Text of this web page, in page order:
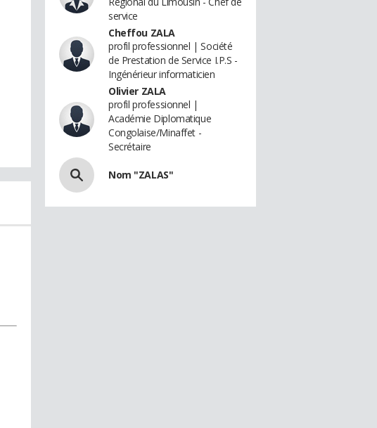
service
Cheffou ZALA
profil professionnel | Société
de Prestation de Service I.P.S -
Ingénérieur informaticien
Olivier ZALA
profil professionnel |
Académie Diplomatique
Congolaise/Minaffet -
Secrétaire
Nom "ZALAS"